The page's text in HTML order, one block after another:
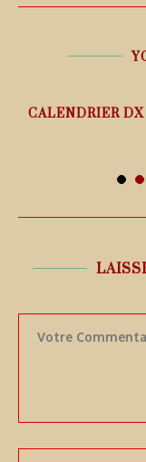
CALENDRIER